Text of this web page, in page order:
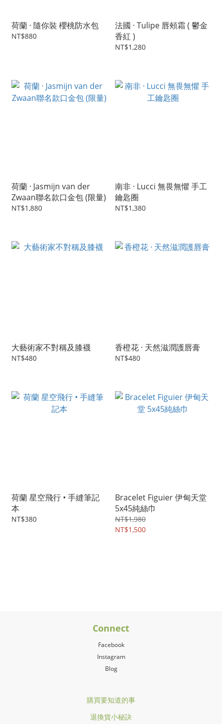
荷蘭 · 隨你裝 櫻桃防水包
NT$880
法國 · Tulipe 唇頰霜 ( 鬱金
香紅 )
NT$1,280
荷蘭 · Jasmijn van der
Zwaan聯名款口金包 (限量)
NT$1,880
南非 · Lucci 無畏無懼 手工
鑰匙圈
NT$1,380
大藝術家不對稱及膝襪
NT$480
香橙花 · 天然滋潤護唇膏
NT$480
荷蘭 星空飛行 • 手縫筆記
本
NT$380
Bracelet Figuier 伊甸天堂
5x45純絲巾
NT$1,980
NT$1,500
Connect
Facebook
Instagram
Blog
購買要知道的事
退換貨小秘訣